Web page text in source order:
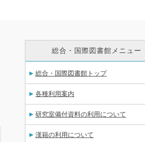
総合・国際図書館メニュー
総合・国際図書館トップ
各種利用案内
研究室備付資料の利用について
漢籍の利用について